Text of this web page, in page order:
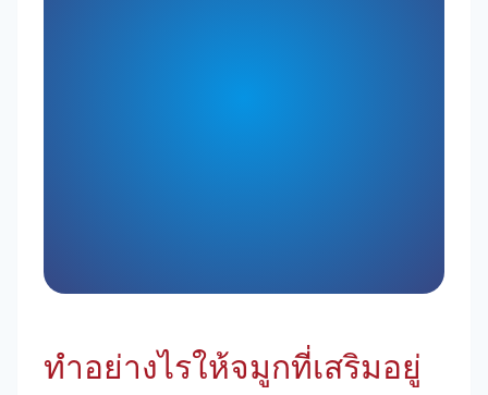
ทำอย่างไรให้จมูกที่เสริมอยู่